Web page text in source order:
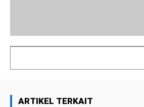
ARTIKEL TERKAIT